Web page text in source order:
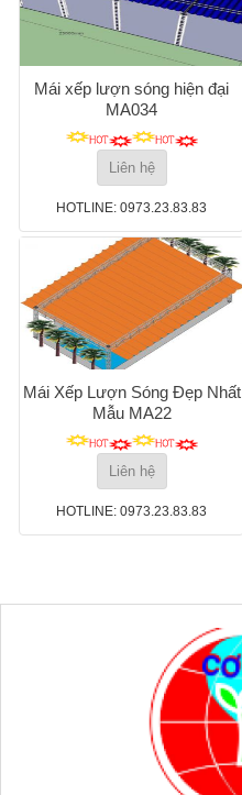
Mái xếp lượn sóng hiện đại
MA034
Liên hệ
HOTLINE: 0973.23.83.83
Mái Xếp Lượn Sóng Đẹp Nhất
Mẫu MA22
Liên hệ
HOTLINE: 0973.23.83.83